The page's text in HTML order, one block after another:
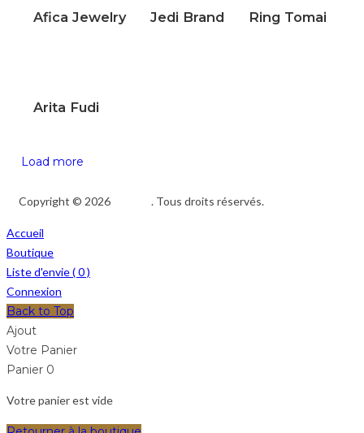
Afica Jewelry Jedi Brand Ring Tomai
Arita Fudi
Load more
Copyright © 2026 . Tous droits réservés.
Accueil
Boutique
Liste d'envie (0)
Connexion
Back to Top
Ajout
Votre Panier
Panier 0
Votre panier est vide